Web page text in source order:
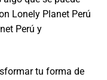
Lonely Planet Perú
Perú y
tu forma de